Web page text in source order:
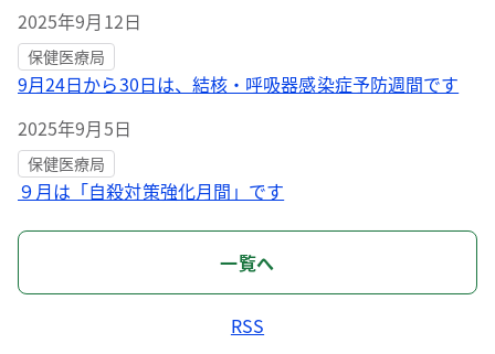
2025年9月12日
保健医療局
9月24日から30日は、結核・呼吸器感染症予防週間です
2025年9月5日
保健医療局
９月は「自殺対策強化月間」です
一覧へ
RSS